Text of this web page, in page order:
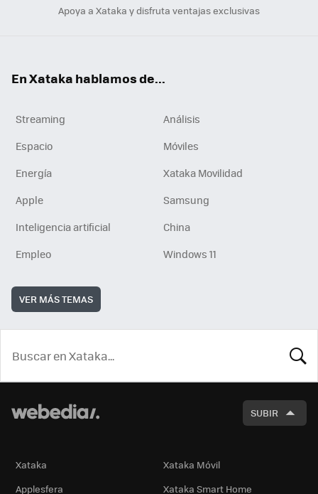
Apoya a Xataka y disfruta ventajas exclusivas
En Xataka hablamos de...
Streaming
Análisis
Espacio
Móviles
Energía
Xataka Movilidad
Apple
Samsung
Inteligencia artificial
China
Empleo
Windows 11
VER MÁS TEMAS
SUBIR
Xataka
Xataka Móvil
Applesfera
Xataka Smart Home